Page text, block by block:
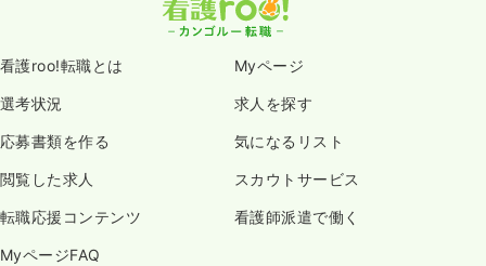
年収500万円以上可
看護roo!転職とは Myページ
選考状況 求人を探す
応募書類を作る 気になるリスト
閲覧した求人 スカウトサービス
転職応援コンテンツ 看護師派遣で働く
MyページFAQ